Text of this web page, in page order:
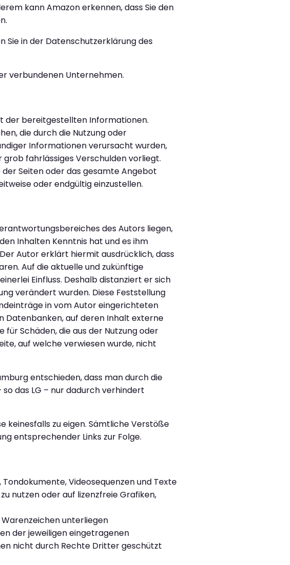
kann Amazon erkennen, dass Sie den
in der Datenschutzerklärung des
verbundenen Unternehmen.
der bereitgestellten Informationen.
die durch die Nutzung oder
Informationen verursacht wurden,
fahrlässiges Verschulden vorliegt.
Seiten oder das gesamte Angebot
oder endgültig einzustellen.
des Autors liegen,
Inhalten Kenntnis hat und es ihm
Autor erklärt hiermit ausdrücklich, dass
Auf die aktuelle und zukünftige
Einfluss. Deshalb distanziert er sich
verändert wurden. Diese Feststellung
in vom Autor eingerichteten
Datenbanken, auf deren Inhalt externe
Schäden, die aus der Nutzung oder
auf welche verwiesen wurde, nicht
entschieden, dass man durch die
das LG – nur dadurch verhindert
keinesfalls zu eigen. Sämtliche Verstöße
entsprechender Links zur Folge.
Videosequenzen und Texte
nutzen oder auf lizenzfreie Grafiken,
unterliegen
der jeweiligen eingetragenen
nicht durch Rechte Dritter geschützt